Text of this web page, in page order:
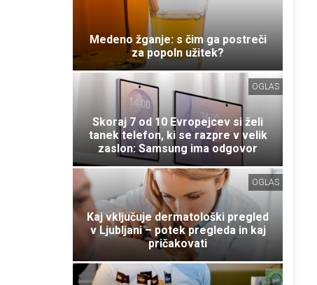
Medeno žganje: s čim ga postreči
za popoln užitek?
OGLAS
Skoraj 7 od 10 Evropejcev si želi
tanek telefon, ki se razpre v velik
zaslon: Samsung ima odgovor
OGLAS
Kaj vključuje dermatološki pregled
v Ljubljani – potek pregleda in kaj
pričakovati